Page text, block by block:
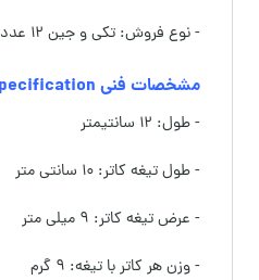
- نوع فروش: تکی و جین ۱۲ عددی
مشخصات فنی Tech Specification
- طول: ۱۲ سانتیمتر
- طول تیغه کاتر: ۱۰ سانتی متر
- عرض تیغه کاتر: ۹ میلی متر
- وزن هر کاتر با تیغه: ۹ گرم